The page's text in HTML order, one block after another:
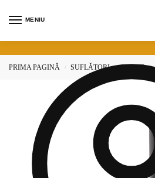
MENIU
PRIMA PAGINĂ / SUFLĂTORI / FLAUT /